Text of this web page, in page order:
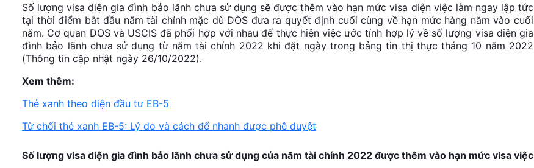
Số lượng visa diện gia đình bảo lãnh chưa sử dụng sẽ được thêm vào hạn mức visa diện việc làm ngay lập tức
tại thời điểm bắt đầu năm tài chính mặc dù DOS đưa ra quyết định cuối cùng về hạn mức hàng năm vào cuối
năm. Cơ quan DOS và USCIS đã phối hợp với nhau để thực hiện việc ước tính hợp lý về số lượng visa diện gia
đình bảo lãnh chưa sử dụng từ năm tài chính 2022 khi đặt ngày trong bảng tin thị thực tháng 10 năm 2022
(Thông tin cập nhật ngày 26/10/2022).
Xem thêm:
Thẻ xanh theo diện đầu tư EB-5
Từ chối thẻ xanh EB-5: Lý do và cách để nhanh được phê duyệt
Số lượng visa diện gia đình bảo lãnh chưa sử dụng của năm tài chính 2022 được thêm vào hạn mức visa việc